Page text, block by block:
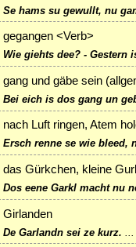
Se hams su gewullt, nu
gegangen <Verb>
Wie giehts dee? - Gestern
gang und gäbe sein
Bei eich is dos gang un
nach Luft ringen, Atem
Ersch renne se wie bleed,
das Gürkchen, kleine
Dos eene Garkl macht nu
Girlanden
De Garlandn sei ze kurz.